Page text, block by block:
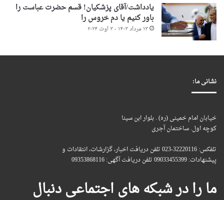
یادداشت/آقای پزشکیان! قسم حضرت عباست را
باور کنیم یا دم خروس را
۱۳ مرداد ۱۴۰۳ - ۳ اوت ۲۰۲۴
نشانی ما:
خیابان امام خمینی (ره) . بلوار ابن سینا
کوچه اول. ساختمان آجری
تلفکس: 32220116-023 تلفن دریافت اخبار، گزارشات، انتقادات و
پیشنهادات: 09033455399 تلفن دریافت آگهی: 09353868116
ما را در شبکه های اجتماعی دنبال